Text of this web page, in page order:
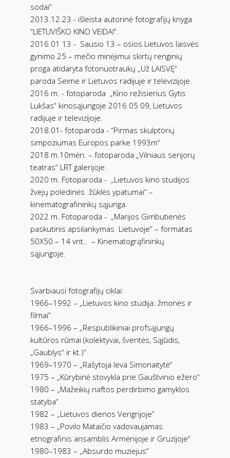
sodai“
2013.12.23 - išleista autorinė fotografijų knyga
“LIETUVIŠKO KINO VEIDAI“.
2016 01 13 - Sausio 13 – osios Lietuvos laisvės
gynimo 25 – mečio minėjimui skirtų renginių
proga atidaryta fotonuotraukų „Už LAISVĘ“
paroda Seime ir Lietuvos radijuje ir televizijoje.
2016 m. - fotoparoda „Kino režisierius Gytis
Lukšas“ kinosąjungoje 2016 05 09, Lietuvos
radijuje ir televizijoje.
2018.01- fotoparoda - “Pirmas skulptorių
simpoziumas Europos parke 1993m“
2018 m.10mėn. – fotoparoda „Vilniaus senjorų
teatras“ LRT galerijoje.
2020 m. Fotoparoda - „Lietuvos kino studijos
žvejų poledinės žūklės ypatumai“ –
kinematografininkų sąjunga.
2022 m. Fotoparoda - „Marijos Gimbutienės
paskutinis apsilankymas Lietuvoje“ – formatas
50X50 – 14 vnt..
– Kinematogrąfininkų
sąjungoje.
Svarbiausi fotografijų ciklai:
1966–1992 – „Lietuvos kino studija: žmonės ir
filmai“
1966–1996 – „Respublikiniai profsąjungų
kultūros rūmai (kolektyvai, šventės, Sąjūdis,
„Gaublys“ ir kt.)“
1969–1970 – „Rašytoja Ieva Simonaitytė“
1975 – „Kūrybinė stovykla prie Gauštvinio ežero“
1980 – „Mažeikių naftos perdirbimo gamyklos
statyba“
1982 – „Lietuvos dienos Vengrijoje“
1983 – „Povilo Mataičio vadovaujamas
etnografinis ansamblis Armėnijoje ir Gruzijoje“
1980–1983 – „Absurdo muziejus“